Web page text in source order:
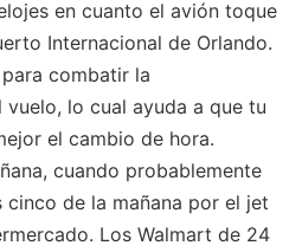
en cuanto el avión toque
Internacional de Orlando.
combatir la
lo cual ayuda a que tu
el cambio de hora.
cuando probablemente
de la mañana por el jet
Los Walmart de 24